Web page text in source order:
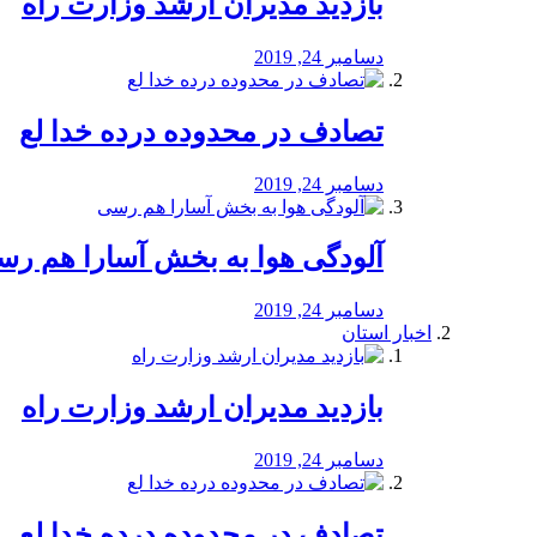
دسامبر 24, 2019
تصادف در محدوده درده خدا لع
دسامبر 24, 2019
آلودگی هوا به بخش آسارا هم
دسامبر 24, 2019
اخبار استان
بازدید مدیران ارشد وزارت راه
دسامبر 24, 2019